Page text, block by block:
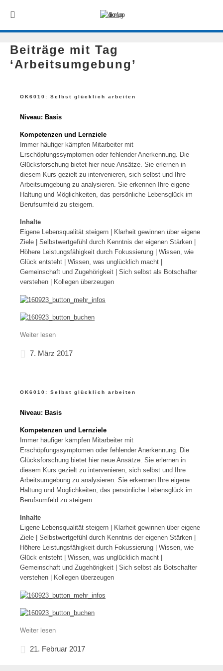
Beiträge mit Tag
‘Arbeitsumgebung’
OK6010: Selbst glücklich arbeiten
Niveau: Basis
Kompetenzen und Lernziele
Immer häufiger kämpfen Mitarbeiter mit
Erschöpfungssymptomen oder fehlender Anerkennung. Die
Glücksforschung bietet hier neue Ansätze. Sie erlernen in
diesem Kurs gezielt zu intervenieren, sich selbst und Ihre
Arbeitsumgebung zu analysieren. Sie erkennen Ihre eigene
Haltung und Möglichkeiten, das persönliche Lebensglück im
Berufsumfeld zu steigern.
Inhalte
Eigene Lebensqualität steigern | Klarheit gewinnen über eigene
Ziele | Selbstwertgefühl durch Kenntnis der eigenen Stärken |
Höhere Leistungsfähigkeit durch Fokussierung | Wissen, wie
Glück entsteht | Wissen, was unglücklich macht |
Gemeinschaft und Zugehörigkeit | Sich selbst als Botschafter
verstehen | Kollegen überzeugen
Weiter lesen
7. März 2017
OK6010: Selbst glücklich arbeiten
Niveau: Basis
Kompetenzen und Lernziele
Immer häufiger kämpfen Mitarbeiter mit
Erschöpfungssymptomen oder fehlender Anerkennung. Die
Glücksforschung bietet hier neue Ansätze. Sie erlernen in
diesem Kurs gezielt zu intervenieren, sich selbst und Ihre
Arbeitsumgebung zu analysieren. Sie erkennen Ihre eigene
Haltung und Möglichkeiten, das persönliche Lebensglück im
Berufsumfeld zu steigern.
Inhalte
Eigene Lebensqualität steigern | Klarheit gewinnen über eigene
Ziele | Selbstwertgefühl durch Kenntnis der eigenen Stärken |
Höhere Leistungsfähigkeit durch Fokussierung | Wissen, wie
Glück entsteht | Wissen, was unglücklich macht |
Gemeinschaft und Zugehörigkeit | Sich selbst als Botschafter
verstehen | Kollegen überzeugen
Weiter lesen
21. Februar 2017